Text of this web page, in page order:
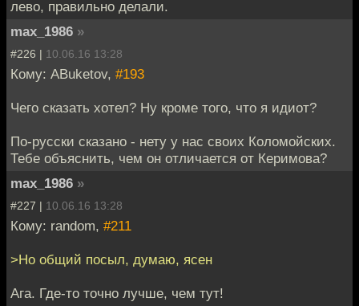
лево, правильно делали.
max_1986 »
#226 | 10.06.16 13:28
Кому: ABuketov, #193
Чего сказать хотел? Ну кроме того, что я идиот?
По-русски сказано - нету у нас своих Коломойских.
Тебе объяснить, чем он отличается от Керимова?
max_1986 »
#227 | 10.06.16 13:28
Кому: random, #211
>Но общий посыл, думаю, ясен
Ага. Где-то точно лучше, чем тут!